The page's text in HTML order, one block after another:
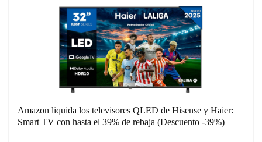
Amazon liquida los televisores QLED de Hisense y Haier:
Smart TV con hasta el 39% de rebaja (Descuento -39%)